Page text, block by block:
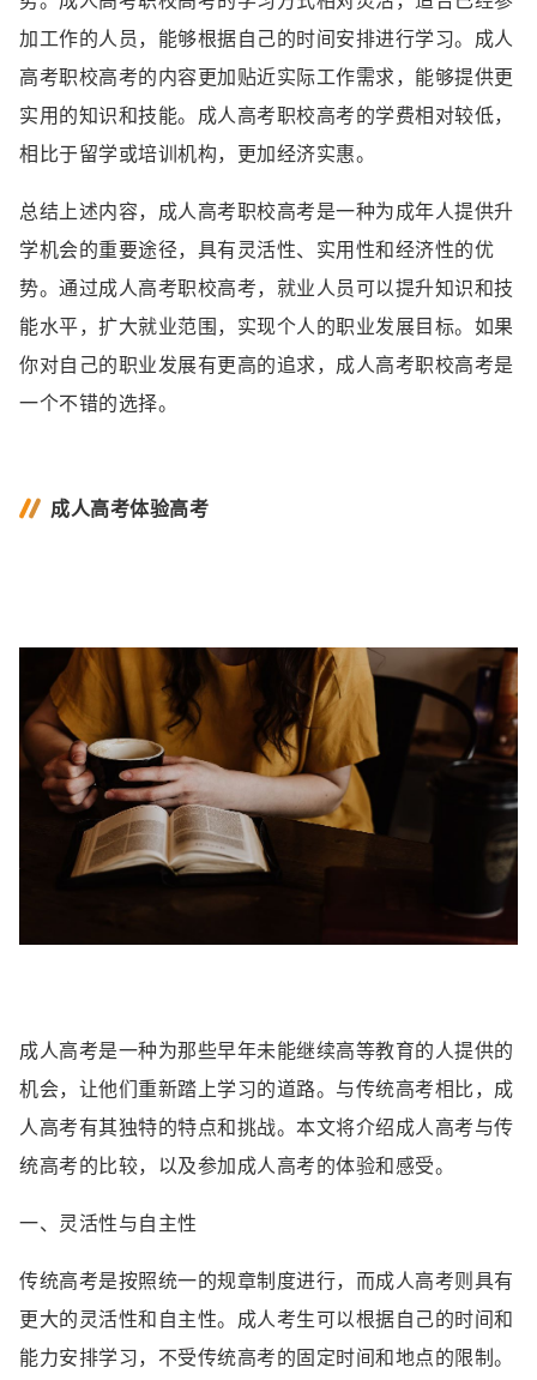
加工作的人员，能够根据自己的时间安排进行学习。成人
高考职校高考的内容更加贴近实际工作需求，能够提供更
实用的知识和技能。成人高考职校高考的学费相对较低，
相比于留学或培训机构，更加经济实惠。
总结上述内容，成人高考职校高考是一种为成年人提供升
学机会的重要途径，具有灵活性、实用性和经济性的优
势。通过成人高考职校高考，就业人员可以提升知识和技
能水平，扩大就业范围，实现个人的职业发展目标。如果
你对自己的职业发展有更高的追求，成人高考职校高考是
一个不错的选择。
成人高考体验高考
成人高考是一种为那些早年未能继续高等教育的人提供的
机会，让他们重新踏上学习的道路。与传统高考相比，成
人高考有其独特的特点和挑战。本文将介绍成人高考与传
统高考的比较，以及参加成人高考的体验和感受。
一、灵活性与自主性
传统高考是按照统一的规章制度进行，而成人高考则具有
更大的灵活性和自主性。成人考生可以根据自己的时间和
能力安排学习，不受传统高考的固定时间和地点的限制。